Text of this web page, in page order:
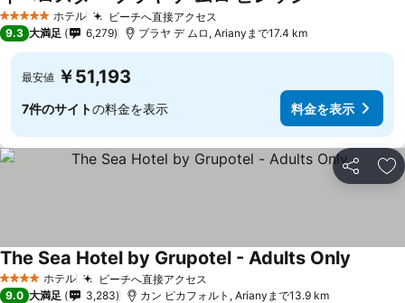
5 ホテルのランク
ホテル ビーチへ直接アクセス
9.3 大満足 6,279 プラヤ デ ムロ, Arianyまで17.4 km
最安値 ￥51,193
7件のサイトの料金を表示 料金を表示
シェア お
4 ホテルのランク
ホテル ビーチへ直接アクセス
The Sea Hotel by Grupotel - Adults Only
9.0 大満足 3,283 カン ピカフォルト, Arianyまで13.9 km